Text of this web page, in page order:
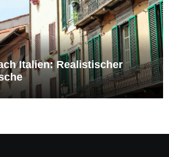
Italien: Realistischer